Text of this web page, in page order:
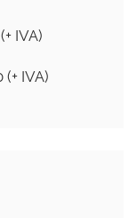
IVA)
IVA)